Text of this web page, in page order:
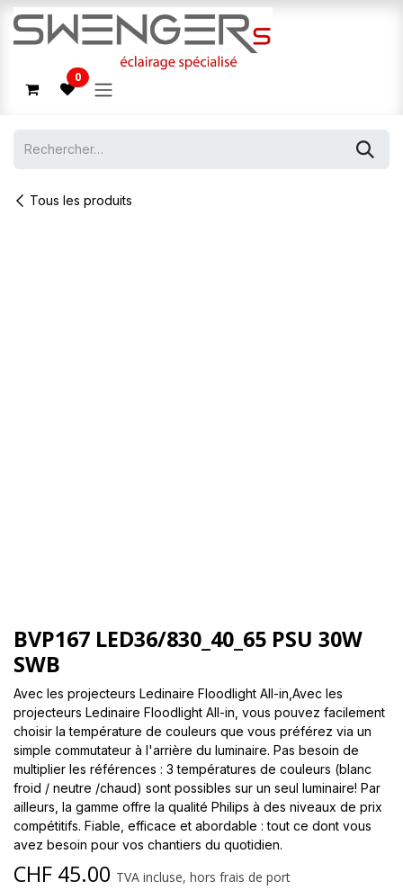
Se rendre au contenu
0
Tous les produits
BVP167 LED36/830_40_65 PSU 30W
SWB
Avec les projecteurs Ledinaire Floodlight All-in,Avec les
projecteurs Ledinaire Floodlight All-in, vous pouvez facilement
choisir la température de couleurs que vous préférez via un
simple commutateur à l'arrière du luminaire. Pas besoin de
multiplier les références : 3 températures de couleurs (blanc
froid / neutre /chaud) sont possibles sur un seul luminaire! Par
ailleurs, la gamme offre la qualité Philips à des niveaux de prix
compétitifs. Fiable, efficace et abordable : tout ce dont vous
avez besoin pour vos chantiers du quotidien.
CHF 45.00 TVA incluse, hors frais de port